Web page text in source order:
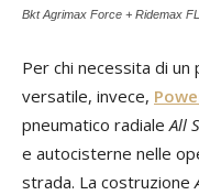
Bkt Agrimax Force + Ridemax
Per chi necessita di
versatile, invece,
pneumatico radialeAll
e autocisterne nelle
strada. La costruzione